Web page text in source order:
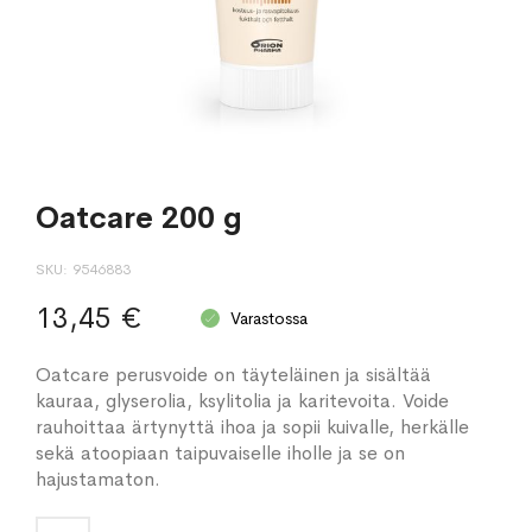
Oatcare 200 g
SKU 9546883
13,45 € Varastossa
Oatcare perusvoide on täyteläinen ja sisältää
kauraa, glyserolia, ksylitolia ja karitevoita. Voide
rauhoittaa ärtynyttä ihoa ja sopii kuivalle, herkälle
sekä atoopiaan taipuvaiselle iholle ja se on
hajustamaton.